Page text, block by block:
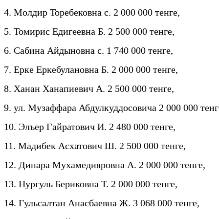
4. Молдир Торебековна с. 2 000 000 тенге,
5. Томирис Едигеевна Б. 2 500 000 тенге,
6. Сабина Айдыновна с. 1 740 000 тенге,
7. Ерке Еркебулановна Б. 2 000 000 тенге,
8. Ханан Ханапиевич А. 2 500 000 тенге,
9. ул. Музаффара Абдулкуддосовича 2 000 000
10. Элъер Гайратович И. 2 480 000 тенге,
11. Мадибек Асхатович Ш. 2 500 000 тенге,
12. Динара Мухамедияровна А. 2 000 000 тенге,
13. Нургуль Бериковна Т. 2 000 000 тенге,
14. Гульсалтан Анасбаевна Ж. 3 068 000 тенге,